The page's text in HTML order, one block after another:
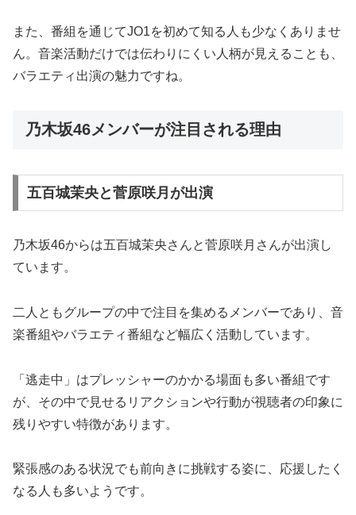
また、番組を通じてJO1を初めて知る人も少なくありませ
ん。音楽活動だけでは伝わりにくい人柄が見えることも、
バラエティ出演の魅力ですね。
乃木坂46メンバーが注目される理由
五百城茉央と菅原咲月が出演
乃木坂46からは五百城茉央さんと菅原咲月さんが出演し
ています。
二人ともグループの中で注目を集めるメンバーであり、音
楽番組やバラエティ番組など幅広く活動しています。
「逃走中」はプレッシャーのかかる場面も多い番組です
が、その中で見せるリアクションや行動が視聴者の印象に
残りやすい特徴があります。
緊張感のある状況でも前向きに挑戦する姿に、応援したく
なる人も多いようです。